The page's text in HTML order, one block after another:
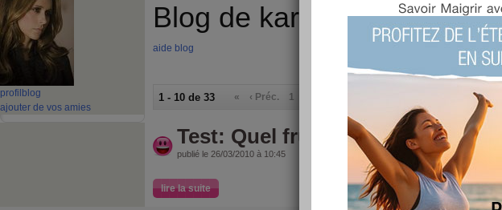
profil blog
ajouter de vos amies
Blog de karimah
aide blog
1 - 10 de 33 « ‹ Préc. 1
Test: Quel fruit êtes-vous ?
publié le 26/03/2010 à 10:45
lire la suite (3) commentaires